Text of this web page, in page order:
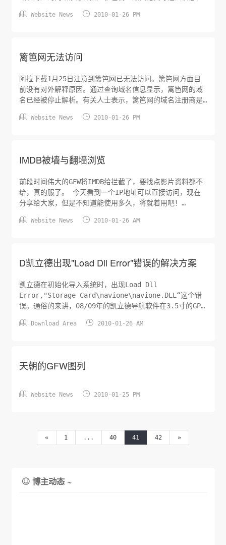
由此看来国内的一些网站所有人陆续会将相关域名转移到国
 Website News  2010-01-26 PM
篱笆网无法访问
阿拉下载1月25日注意到篱笆网已无法访问。篱笆网方面目
前没有对外解释原因。通过查询域名信息显示，篱笆网的域
名已经被停止解析。有关人士表示，篱笆网的域名注册商是
当新网恢复正常，篱笆网也可以归来。不过篱笆网也通过各
 Website News  2010-01-26 PM
IMDB被墙与翻墙浏览
前段时间伟大的GFW将IMDB给拦截了，要找点影片资料都不
给，真的服了。 今天看到一个IP地址可以直接访问，现在
分享给大家，但是不知道能使用多久，将就着用吧！
 Website News  2010-01-26 AM
D凯立德出现"Load Dll Error"错误的解决方案
凯立德在初始化导入系统时，出现Load Dll
Error,"Storage Card\navione\navione.DLL“这个错
误。通俗的来讲，08/09年的凯立德导航软件在3.5寸的GPS
析原因的话，一方面机器本身固化的WinCE版本较低，通常
是因为PE文件头约束了支持的操作系统，将NaviOne.DLL二
 Download Area  2010-01-26 AM
天朝的GFW图列
 Website News  2010-01-25 PM
« 1 ... 40 41 42 »
 博主动态 ~